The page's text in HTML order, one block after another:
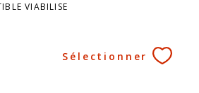
VIABILISE
Sélectionner